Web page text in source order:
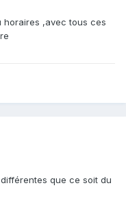
,avec tous ces
que ce soit du